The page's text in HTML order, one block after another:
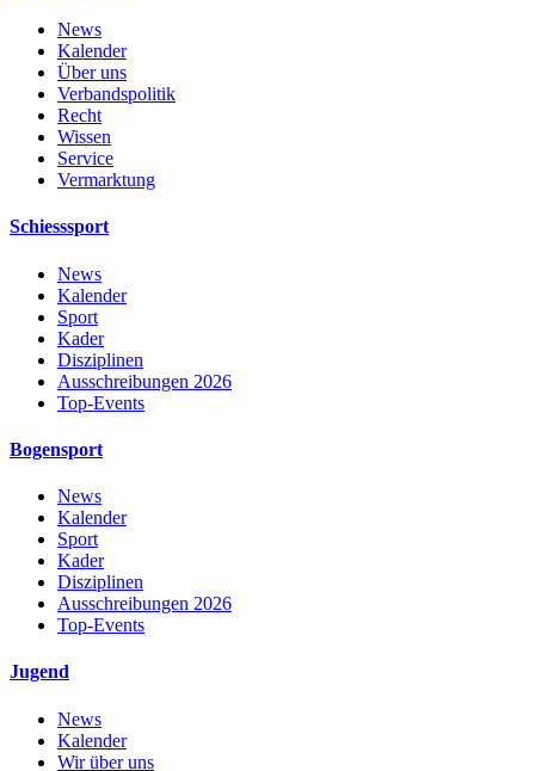
News
Kalender
Über uns
Verbandspolitik
Recht
Wissen
Service
Vermarktung
Schiesssport
News
Kalender
Sport
Kader
Disziplinen
Ausschreibungen 2026
Top-Events
Bogensport
News
Kalender
Sport
Kader
Disziplinen
Ausschreibungen 2026
Top-Events
Jugend
News
Kalender
Wir über uns